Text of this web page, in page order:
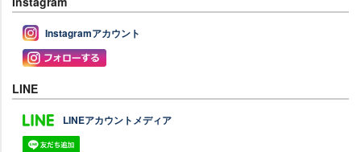
Instagramアカウント
LINE
LINEアカウントメディア